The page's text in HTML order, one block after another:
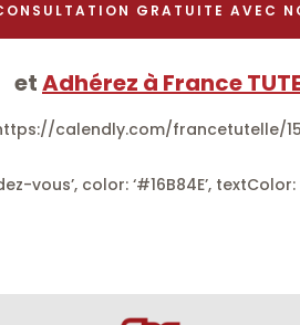
GRATUITE AVEC
etAdhérez à France
calendly.com/francetutelle/
vous’, color: ‘#16B84E’,